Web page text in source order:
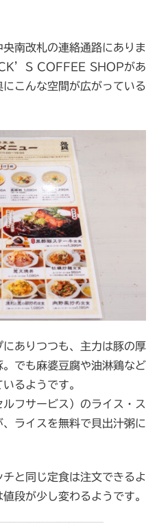
南改札の連絡通路にありま
COFFEE SHOPがあ
こんな空間が広がっている
ありつつも、主力は豚の厚
でも麻婆豆腐や油淋鶏など
るようです。
フサービス）のライス・ス
ライスを無料で貝出汁粥に
と同じ定食は注文できるよ
段が少し変わるようです。